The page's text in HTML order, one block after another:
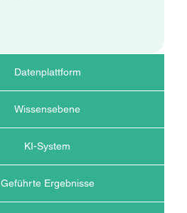
Datenplattform
Wissensebene
KI-System
Geführte Ergebnisse